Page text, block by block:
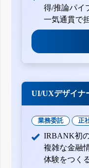
得/推論パイ
一気通貫で
UI/UXデザイナ
業務委託 正
IRBANK初
複雑な金融
体験をつく